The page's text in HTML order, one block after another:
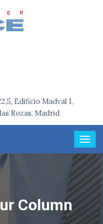
Edificio Madval I,
Rozas, Madrid
Column